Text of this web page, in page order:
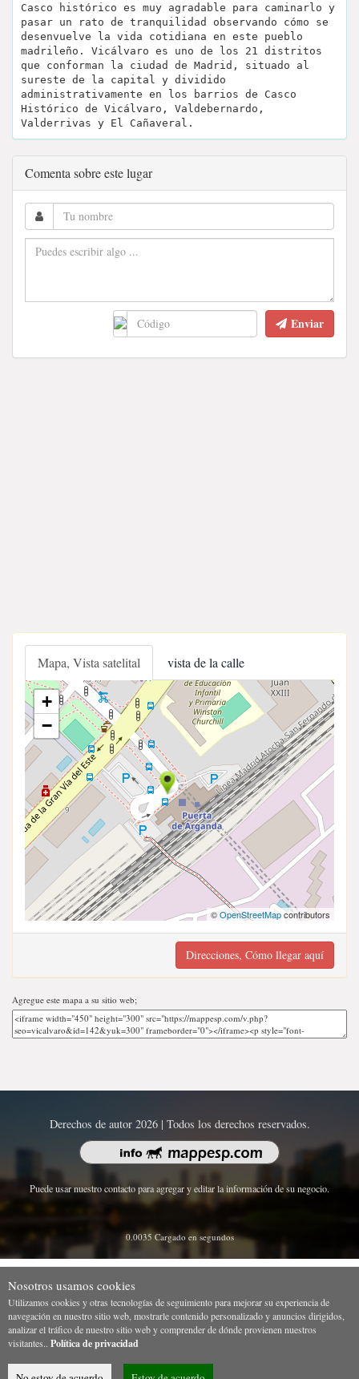
Casco histórico es muy agradable para caminarlo y
pasar un rato de tranquilidad observando cómo se
desenvuelve la vida cotidiana en este pueblo
madrileño. Vicálvaro es uno de los 21 distritos
que conforman la ciudad de Madrid, situado al
sureste de la capital y dividido
administrativamente en los barrios de Casco
Histórico de Vicálvaro, Valdebernardo,
Valderrivas y El Cañaveral.
Comenta sobre este lugar
Enviar
Mapa, Vista satelital vista de la calle
+
−
©OpenStreetMapcontributors
Direcciones, Cómo llegar aquí
Agregue este mapa a su sitio web;
Derechos de autor 2026 | Todos los derechos reservados.
Puede usar nuestro contacto para agregar y editar la información de su negocio.
0.0035 Cargado en segundos
Nosotros usamos cookies
Utilizamos cookies y otras tecnologías de seguimiento para mejorar su experiencia de
navegación en nuestro sitio web, mostrarle contenido personalizado y anuncios dirigidos,
analizar el tráfico de nuestro sitio web y comprender de dónde provienen nuestros
visitantes.. Política de privacidad